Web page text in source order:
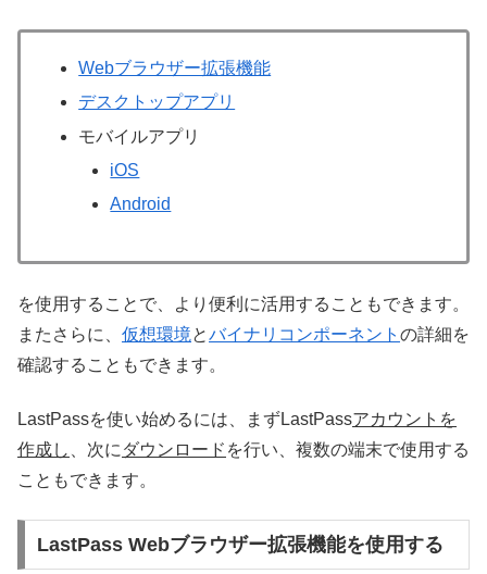
Webブラウザー拡張機能
デスクトップアプリ
モバイルアプリ
iOS
Android
を使用することで、より便利に活用することもできます。
またさらに、 仮想環境とバイナリコンポーネント の詳細を
確認することもできます。
LastPassを使い始めるには、まずLastPassアカウントを
作成し
、次に ダウンロード を行い、複数の端末で使用する
こともできます。
LastPass Webブラウザー拡張機能を使用する